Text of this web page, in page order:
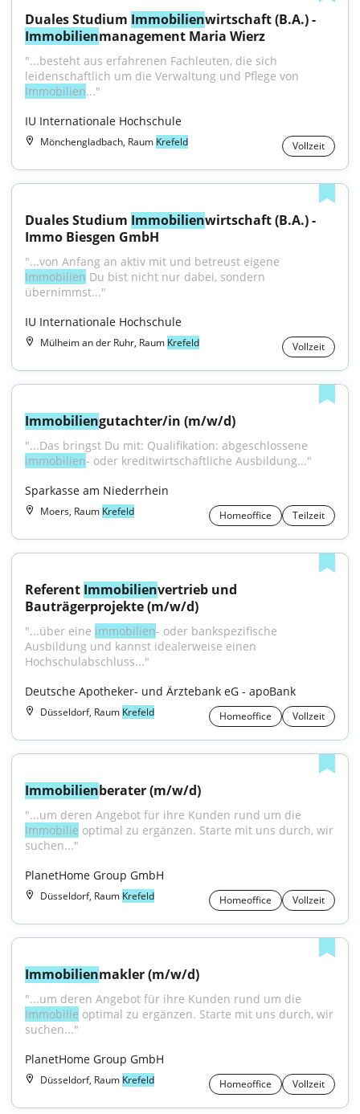
Duales Studium Immobilien
Immobilienmanagement Maria Wierz
"...besteht aus erfahrenen Fachleuten, die sich
Immobilien..."
IU Internationale Hochschule
Mönchengladbach, Raum Krefeld Vollzeit
Duales Studium Immobilienwirtschaft (B.A.) -
Immo Biesgen GmbH
Immobilien Du bist nicht nur dabei, sondern
übernimmst..."
IU Internationale Hochschule
Mülheim an der Ruhr, Raum Krefeld Vollzeit
Immobiliengutachter/in (m/w/d)
immobilien- oder kreditwirtschaftliche Ausbildung..."
Sparkasse am Niederrhein
Moers, Raum Krefeld Homeoffice Teilzeit
Referent Immobilienvertrieb und
Bauträgerprojekte (m/w/d)
"...über eine immobilien- oder bankspezifische
Ausbildung und kannst idealerweise einen
Hochschulabschluss..."
Deutsche Apotheker- und Ärztebank eG - apoBank
Düsseldorf, Raum Krefeld Homeoffice Vollzeit
Immobilienberater (m/w/d)
Immobilie optimal zu ergänzen. Starte mit uns durch, wir
suchen..."
PlanetHome Group GmbH
Düsseldorf, Raum Krefeld Homeoffice Vollzeit
Immobilienmakler (m/w/d)
Immobilie optimal zu ergänzen. Starte mit uns durch, wir
suchen..."
PlanetHome Group GmbH
Düsseldorf, Raum Krefeld Homeoffice Vollzeit